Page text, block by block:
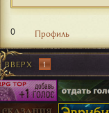
0 Профиль
ВВЕРХ 1